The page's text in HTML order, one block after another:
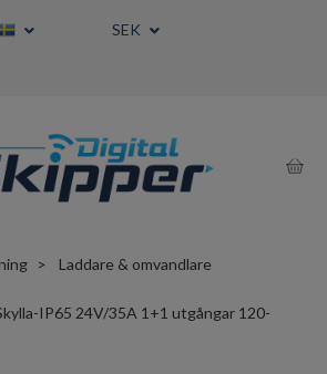
SEK
Laddare & omvandlare
IP65 24V/35A 1+1 utgångar 120-